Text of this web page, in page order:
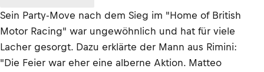
Sein Party-Move nach dem Sieg im "Home of British
Motor Racing" war ungewöhnlich und hat für viele
Lacher gesorgt. Dazu erklärte der Mann aus Rimini:
"Die Feier war eher eine alberne Aktion. Matteo